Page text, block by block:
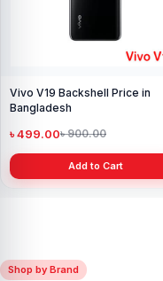
Vivo V17 Pro Backshell Price
Bangladesh
৳ 499.00৳ 900.00
Add to Cart
Shop by Brand